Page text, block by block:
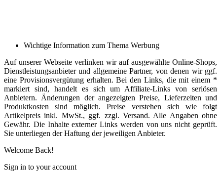
Wichtige Information zum Thema Werbung
Auf unserer Webseite verlinken wir auf ausgewählte Online-Shops,
Dienstleistungsanbieter und allgemeine Partner, von denen wir ggf.
eine Provisionsvergütung erhalten. Bei den Links, die mit einem *
markiert sind, handelt es sich um Affiliate-Links von seriösen
Anbietern. Änderungen der angezeigten Preise, Lieferzeiten und
Produktkosten sind möglich. Preise verstehen sich wie folgt
Artikelpreis inkl. MwSt., ggf. zzgl. Versand. Alle Angaben ohne
Gewähr. Die Inhalte externer Links werden von uns nicht geprüft.
Sie unterliegen der Haftung der jeweiligen Anbieter.
Welcome Back!
Sign in to your account